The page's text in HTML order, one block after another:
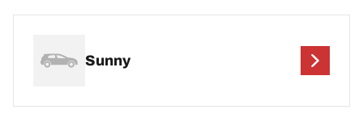
Sunny